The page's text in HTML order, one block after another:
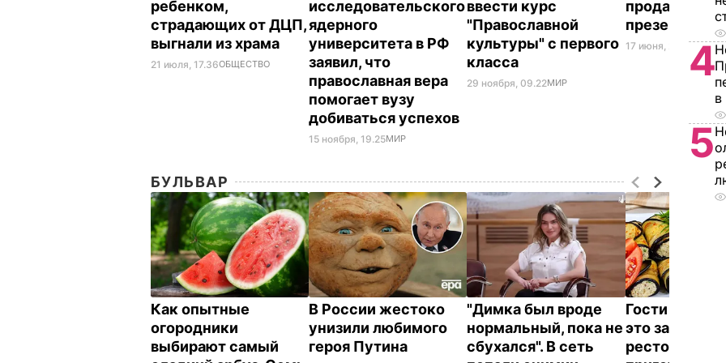
ребенком,
страдающих от ДЦП,
выгнали из храма
21 июля, 17.36ОБЩЕСТВО
исследовательского
ядерного
университета в РФ
заявил, что
православная вера
помогает вузу
добиваться успехов
15 ноября, 19.25МИР
ввести курс
"Православной
культуры" с первого
класса
29 ноября, 09.22МИР
продавать
17 июня, 21.12МИР
БУЛЬВАР
Как опытные
огородники
выбирают самый
В России жестоко
унизили любимого
героя Путина
"Димка был вроде
нормальный, пока не
сбухался". В сеть
Гости
это закуска из
ресторана.
4
в
5